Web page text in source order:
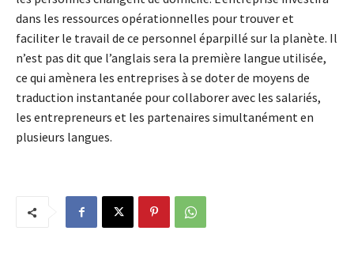
dans les ressources opérationnelles pour trouver et
faciliter le travail de ce personnel éparpillé sur la planète. Il
n’est pas dit que l’anglais sera la première langue utilisée,
ce qui amènera les entreprises à se doter de moyens de
traduction instantanée pour collaborer avec les salariés,
les entrepreneurs et les partenaires simultanément en
plusieurs langues.